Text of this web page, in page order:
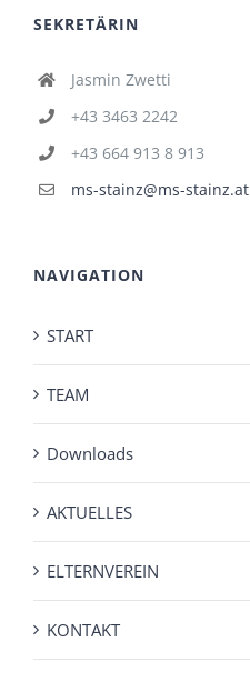
SEKRETÄRIN
Jasmin Zwetti
+43 3463 2242
+43 664 913 8 913
ms-stainz@ms-stainz.at
NAVIGATION
START
TEAM
Downloads
AKTUELLES
ELTERNVEREIN
KONTAKT